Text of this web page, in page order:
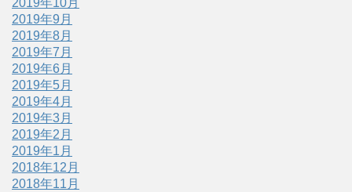
2019年9月
2019年8月
2019年7月
2019年6月
2019年5月
2019年4月
2019年3月
2019年2月
2019年1月
2018年12月
2018年11月